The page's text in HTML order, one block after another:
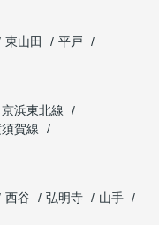
東山田
平戸
京浜東北線
賀線
西谷 弘明寺
山手